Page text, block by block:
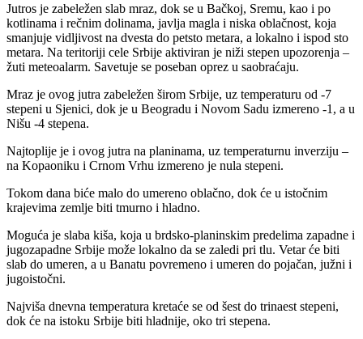
Jutros je zabeležen slab mraz, dok se u Bačkoj, Sremu, kao i po
kotlinama i rečnim dolinama, javlja magla i niska oblačnost, koja
smanjuje vidljivost na dvesta do petsto metara, a lokalno i ispod sto
metara. Na teritoriji cele Srbije aktiviran je niži stepen upozorenja –
žuti meteoalarm. Savetuje se poseban oprez u saobraćaju.
Mraz je ovog jutra zabeležen širom Srbije, uz temperaturu od -7
stepeni u Sjenici, dok je u Beogradu i Novom Sadu izmereno -1, a u
Nišu -4 stepena.
Najtoplije je i ovog jutra na planinama, uz temperaturnu inverziju –
na Kopaoniku i Crnom Vrhu izmereno je nula stepeni.
Tokom dana biće malo do umereno oblačno, dok će u istočnim
krajevima zemlje biti tmurno i hladno.
Moguća je slaba kiša, koja u brdsko-planinskim predelima zapadne i
jugozapadne Srbije može lokalno da se zaledi pri tlu. Vetar će biti
slab do umeren, a u Banatu povremeno i umeren do pojačan, južni i
jugoistočni.
Najviša dnevna temperatura kretaće se od šest do trinaest stepeni,
dok će na istoku Srbije biti hladnije, oko tri stepena.